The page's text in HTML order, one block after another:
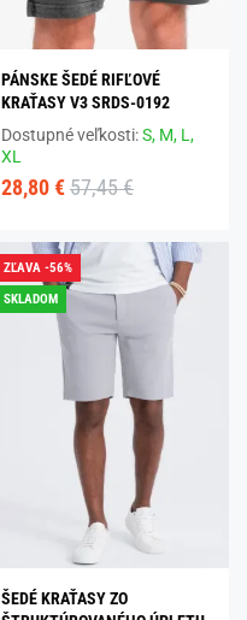
PÁNSKE ŠEDÉ RIFĽOVÉ
KRAŤASY V3 SRDS-0192
Dostupné veľkosti:S, M, L,
XL
28,80 € 57,45 €
ZĽAVA -56%
SKLADOM
ŠEDÉ KRAŤASY ZO